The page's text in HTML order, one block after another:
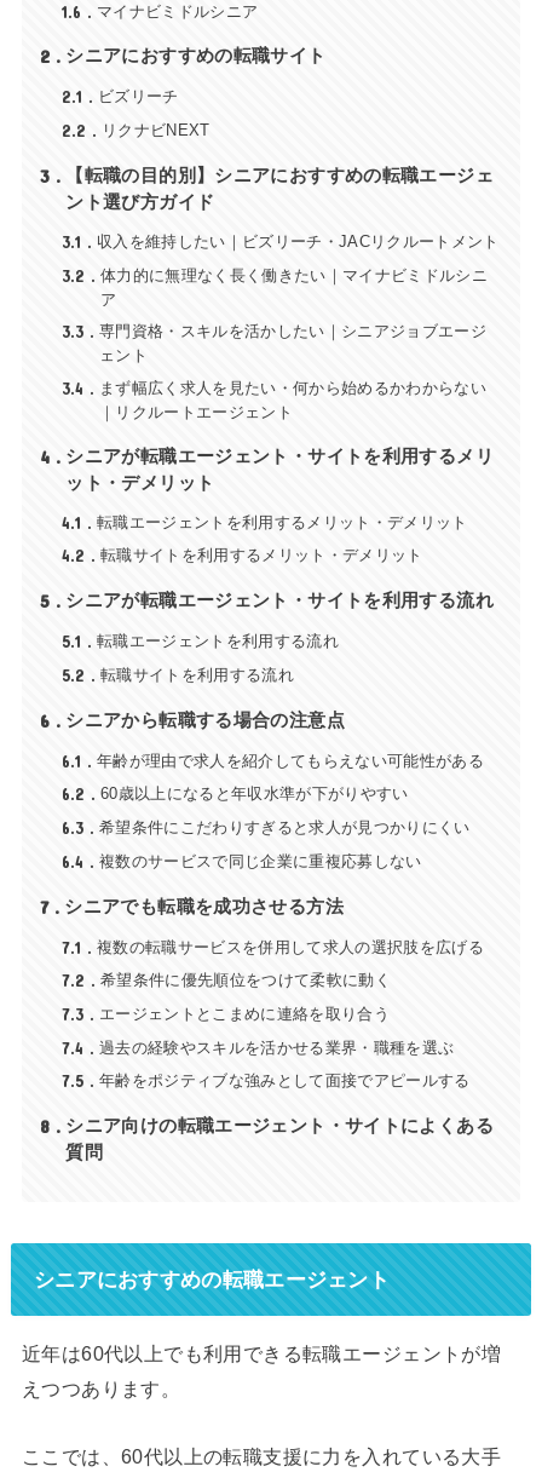
1.6 マイナビミドルシニア
2 シニアにおすすめの転職サイト
2.1 ビズリーチ
2.2 リクナビNEXT
3
【転職の目的別】シニアにおすすめの転職エージェ
ント選び方ガイド
3.1 収入を維持したい｜ビズリーチ・JACリクルートメント
3.2
体力的に無理なく長く働きたい｜マイナビミドルシニ
ア
3.3
専門資格・スキルを活かしたい｜シニアジョブエージ
ェント
3.4
まず幅広く求人を見たい・何から始めるかわからない
｜リクルートエージェント
4
シニアが転職エージェント・サイトを利用するメリ
ット・デメリット
4.1 転職エージェントを利用するメリット・デメリット
4.2 転職サイトを利用するメリット・デメリット
5 シニアが転職エージェント・サイトを利用する流れ
5.1 転職エージェントを利用する流れ
5.2 転職サイトを利用する流れ
6 シニアから転職する場合の注意点
6.1 年齢が理由で求人を紹介してもらえない可能性がある
6.2 60歳以上になると年収水準が下がりやすい
6.3 希望条件にこだわりすぎると求人が見つかりにくい
6.4 複数のサービスで同じ企業に重複応募しない
7 シニアでも転職を成功させる方法
7.1 複数の転職サービスを併用して求人の選択肢を広げる
7.2 希望条件に優先順位をつけて柔軟に動く
7.3 エージェントとこまめに連絡を取り合う
7.4 過去の経験やスキルを活かせる業界・職種を選ぶ
7.5 年齢をポジティブな強みとして面接でアピールする
8
シニア向けの転職エージェント・サイトによくある
質問
シニアにおすすめの転職エージェント
近年は60代以上でも利用できる転職エージェントが増
えつつあります。
ここでは、60代以上の転職支援に力を入れている大手